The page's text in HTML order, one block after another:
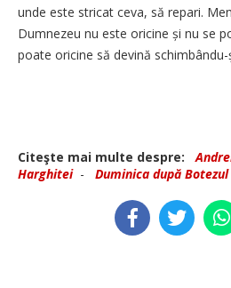
unde este stricat ceva, să repari.
Dumnezeu nu este oricine și nu se
poate oricine să devină schimbându-
Citeşte mai multe despre:
Harghitei- Duminica după